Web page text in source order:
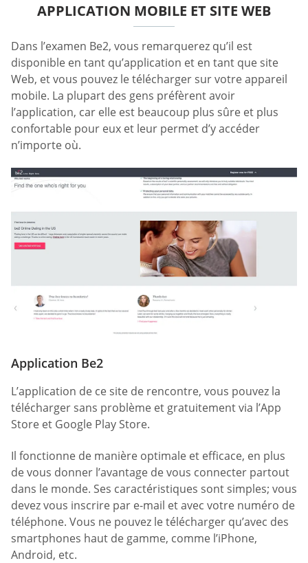
APPLICATION MOBILE ET SITE WEB
Dans l’examen Be2, vous remarquerez qu’il est
disponible en tant qu’application et en tant que site
Web, et vous pouvez le télécharger sur votre appareil
mobile. La plupart des gens préfèrent avoir
l’application, car elle est beaucoup plus sûre et plus
confortable pour eux et leur permet d’y accéder
n’importe où.
Application Be2
L’application de ce site de rencontre, vous pouvez la
télécharger sans problème et gratuitement via l’App
Store et Google Play Store.
Il fonctionne de manière optimale et efficace, en plus
de vous donner l’avantage de vous connecter partout
dans le monde. Ses caractéristiques sont simples; vous
devez vous inscrire par e-mail et avec votre numéro de
téléphone. Vous ne pouvez le télécharger qu’avec des
smartphones haut de gamme, comme l’iPhone,
Android, etc.